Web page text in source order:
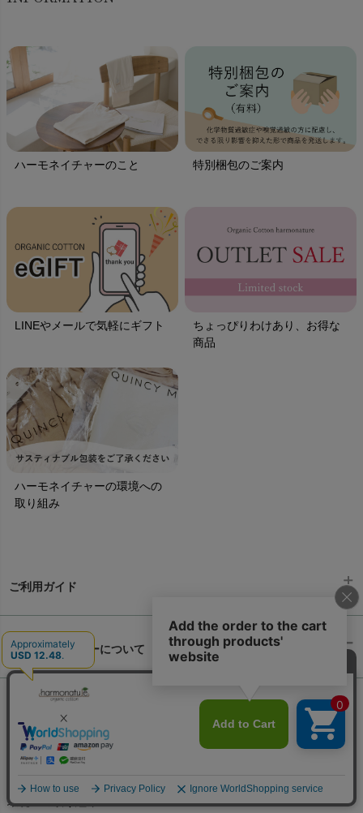
ハーモネイチャーのこと 特別梱包のご案内
LINEやメールで気軽にギフト
ちょっぴりわけあり、お得な
商品
ハーモネイチャーの環境への
取り組み
ご利用ガイド
ギフトラッピング
お支払い方法chevron_right
配送と送料
在庫状況と発送予定
生地・素材chevron_right
ハーモネイチャーについて
ハーモネイチャーにようこそ
オーガニックコットンとは
個人情報取り扱いについて
環境への取り組みchevron_right